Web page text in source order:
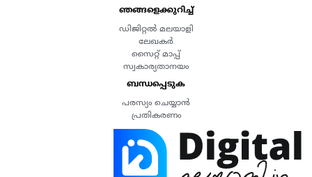
ഞങ്ങളെക്കുറിച്ച്
ഡിജിറ്റൽ മലയാളി
ലേഖകർ
സൈറ്റ് മാപ്പ്
സ്വകാര്യതാനയം
ബന്ധപ്പെടുക
പരസ്യം ചെയ്യാൻ
പ്രതികരണം